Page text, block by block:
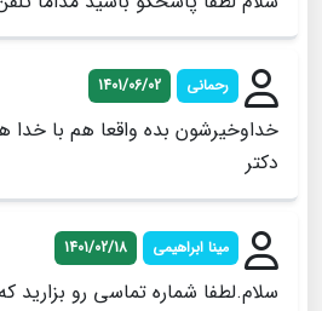
رحمانی 1401/06/02
خداوخیرشون بده واقعا هم با
دکتر
مینا ابراهیمی 1401/02/18
سلام.لطفا شماره تماسی رو